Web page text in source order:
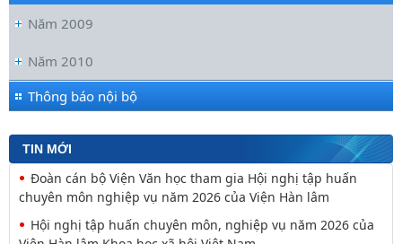
Năm 2009
Năm 2010
Thông báo nội bộ
TIN MỚI
Đoàn cán bộ Viện Văn học tham gia Hội nghị tập huấn
chuyên môn nghiệp vụ năm 2026 của Viện Hàn lâm
Hội nghị tập huấn chuyên môn, nghiệp vụ năm 2026 của